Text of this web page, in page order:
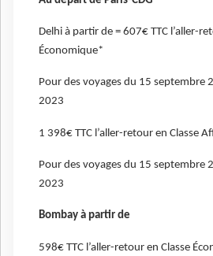
Delhi à partir de = 607€ TTC l’aller-
Économique*
Pour des voyages du 15 septembre
2023
1 398€ TTC l’aller-retour en Classe
Pour des voyages du 15 septembre
2023
Bombay à partir de
598€ TTC l’aller-retour en Classe